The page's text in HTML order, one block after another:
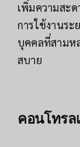
เพิ่มความสะ
การใช้งานระ
บุคคลที่สามห
สบาย
คอนโทรล